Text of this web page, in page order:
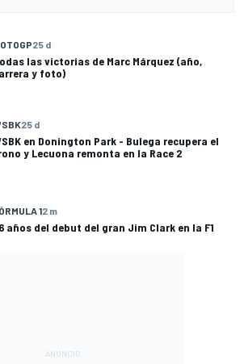
25 d
las victorias de Marc Márquez (año,
y foto)
25 d
en Donington Park - Bulega recupera el
y Lecuona remonta en la Race 2
12 m
años del debut del gran Jim Clark en la F1